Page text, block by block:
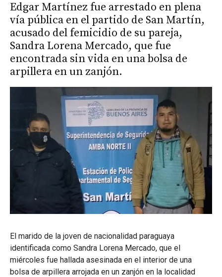
Edgar Martínez fue arrestado en plena
vía pública en el partido de San Martín,
acusado del femicidio de su pareja,
Sandra Lorena Mercado, que fue
encontrada sin vida en una bolsa de
arpillera en un zanjón.
El marido de la joven de nacionalidad paraguaya
identificada como Sandra Lorena Mercado, que el
miércoles fue hallada asesinada en el interior de una
bolsa de arpillera arrojada en un zanjón en la localidad